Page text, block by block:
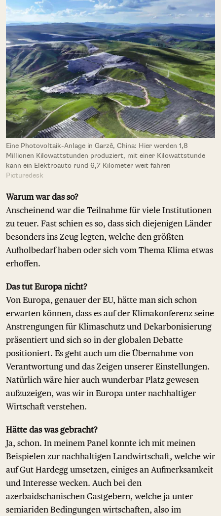
Eine Photovoltaik-Anlage in Garzê, China: Hier werden 1,8
Millionen Kilowattstunden produziert, mit einer Kilowattstunde
kann ein Elektroauto rund 6,7 Kilometer weit fahren
Picturedesk
Warum war das so?
Anscheinend war die Teilnahme für viele Institutionen
zu teuer. Fast schien es so, dass sich diejenigen Länder
besonders ins Zeug legten, welche den größten
Aufholbedarf haben oder sich vom Thema Klima etwas
erhoffen.
Das tut Europa nicht?
Von Europa, genauer der EU, hätte man sich schon
erwarten können, dass es auf der Klimakonferenz seine
Anstrengungen für Klimaschutz und Dekarbonisierung
präsentiert und sich so in der globalen Debatte
positioniert. Es geht auch um die Übernahme von
Verantwortung und das Zeigen unserer Einstellungen.
Natürlich wäre hier auch wunderbar Platz gewesen
aufzuzeigen, was wir in Europa unter nachhaltiger
Wirtschaft verstehen.
Hätte das was gebracht?
Ja, schon. In meinem Panel konnte ich mit meinen
Beispielen zur nachhaltigen Landwirtschaft, welche wir
auf Gut Hardegg umsetzen, einiges an Aufmerksamkeit
und Interesse wecken. Auch bei den
azerbaidschanischen Gastgebern, welche ja unter
semiariden Bedingungen wirtschaften, also im